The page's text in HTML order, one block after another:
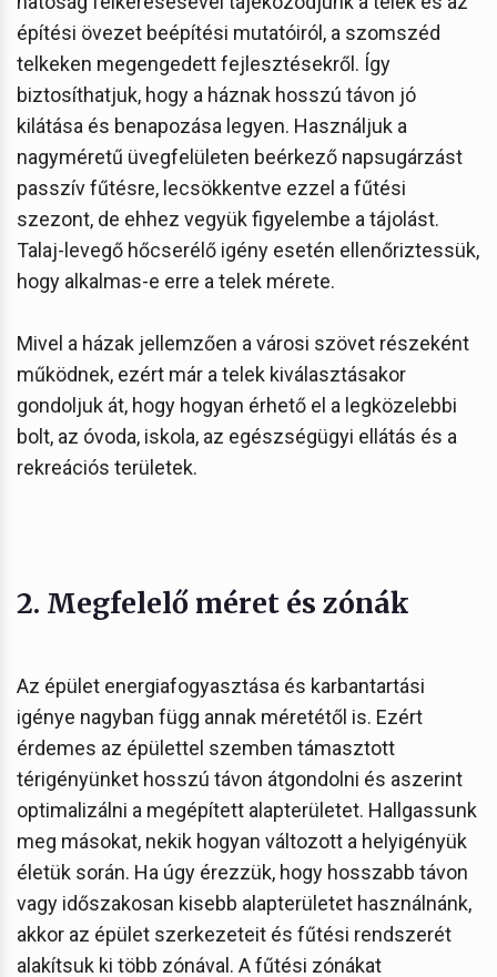
építési övezet beépítési mutatóiról, a szomszéd
telkeken megengedett fejlesztésekről. Így
biztosíthatjuk, hogy a háznak hosszú távon jó
kilátása és benapozása legyen. Használjuk a
nagyméretű üvegfelületen beérkező napsugárzást
passzív fűtésre, lecsökkentve ezzel a fűtési
szezont, de ehhez vegyük figyelembe a tájolást.
Talaj-levegő hőcserélő igény esetén ellenőriztessük,
hogy alkalmas-e erre a telek mérete.
Mivel a házak jellemzően a városi szövet részeként
működnek, ezért már a telek kiválasztásakor
gondoljuk át, hogy hogyan érhető el a legközelebbi
bolt, az óvoda, iskola, az egészségügyi ellátás és a
rekreációs területek.
2. Megfelelő méret és zónák
Az épület energiafogyasztása és karbantartási
igénye nagyban függ annak méretétől is. Ezért
érdemes az épülettel szemben támasztott
térigényünket hosszú távon átgondolni és aszerint
optimalizálni a megépített alapterületet. Hallgassunk
meg másokat, nekik hogyan változott a helyigényük
életük során. Ha úgy érezzük, hogy hosszabb távon
vagy időszakosan kisebb alapterületet használnánk,
akkor az épület szerkezeteit és fűtési rendszerét
alakítsuk ki több zónával. A fűtési zónákat